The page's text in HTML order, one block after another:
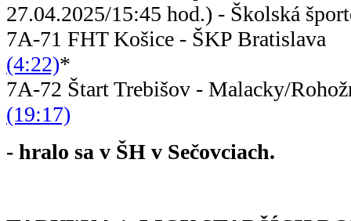
27.04.2025/15:45 hod.) - Školská
7A-71 FHT Košice - ŠKP
(4:22)*
7A-72 Štart Trebišov -
(19:17)
- hralo sa v ŠH v Sečovciach.